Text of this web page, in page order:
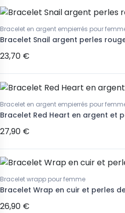
Bracelet en argent empierrés pour
Bracelet Snail argent perles
23,70 €
Bracelet en argent empierrés pour
Bracelet Red Heart en argent et
27,90 €
Bracelet wrapp pour femme
Bracelet Wrap en cuir et perles
26,90 €